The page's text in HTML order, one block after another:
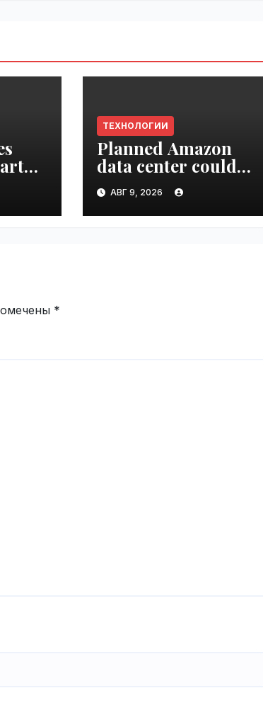
ТЕХНОЛОГИИ
Planned Amazon
data center could
become the biggest
climate polluter in
the U.S. | VseTime.ru
АВГ 9, 2026
*